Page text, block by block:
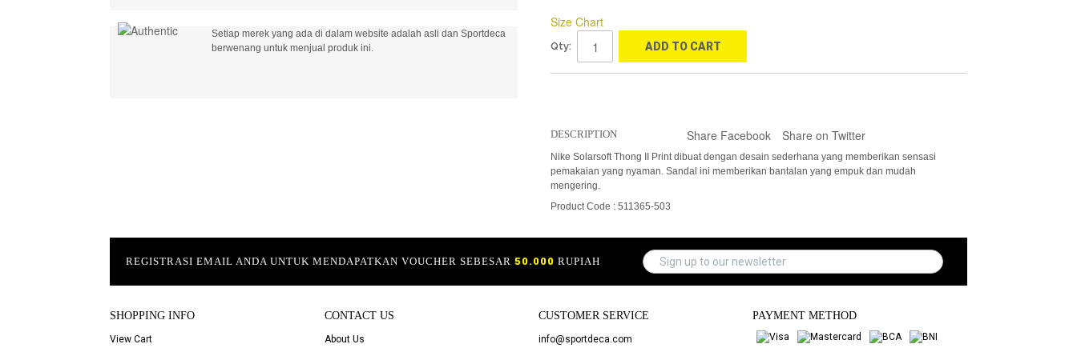
Setiap merek yang ada di dalam website adalah asli dan Sportdeca
berwenang untuk menjual produk ini.
Size Chart
Qty: ADD TO CART
Share Facebook Share on Twitter
DESCRIPTION
Nike Solarsoft Thong II Print dibuat dengan desain sederhana yang memberikan sensasi
pemakaian yang nyaman. Sandal ini memberikan bantalan yang empuk dan mudah
mengering.
Product Code : 511365-503
REGISTRASI EMAIL ANDA UNTUK MENDAPATKAN VOUCHER SEBESAR50.000 RUPIAH
SHOPPING INFO
View Cart
CONTACT US
About Us
CUSTOMER SERVICE
info@sportdeca.com
PAYMENT METHOD